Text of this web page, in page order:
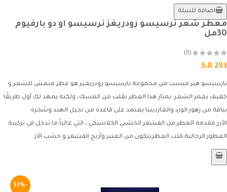
اضافة للسلة
معطر شعر نرسيسو رودريغز نرسيسو او دو بارفيوم
30مل
(0)
S.R 293
نارسيسو هير ميست من مجموعة نارسيسو رودريغير هو عطر منعش للشعر و
خفيف يغمر الشعر. يمتاز هذا العطر بقلب من المسك، ولكنه يمهد لك أول طريقًا
بباقة من زهور الورد والغاردينيا يعتمد على قاعدة من نجيل الهند وشجرة
الأرز.مقدمه العطر من الفيتيفر الخشبي الكلاسيكي ، التي غالباً ما تدخل في تركيبة
العطور الرجالية.قلب العطريتكون من العنبر وأريج الفيتيفر و خشب الأر..
-37%